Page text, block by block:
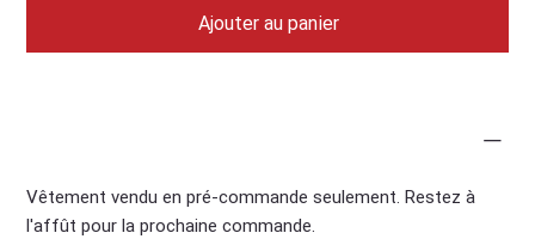
Ajouter au panier
Vêtement vendu en pré-commande seulement. Restez à
l'affût pour la prochaine commande.